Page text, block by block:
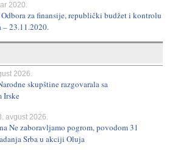
2020.
za finansije, republički budžet i kontrolu
– 23.11.2020.
2026.
skupštine razgovarala sa
Irske
avgust 2026.
Ne zaboravljamo pogrom, povodom 31
Srba u akciji Oluja